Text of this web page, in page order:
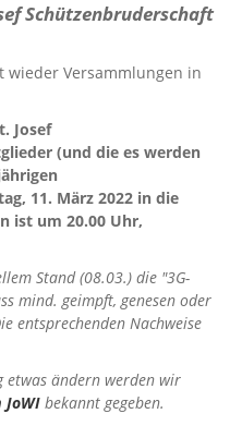
Schützenbruderschaft
wieder Versammlungen in
Josef
(und die es werden
11. März 2022 in die
ist um 20.00 Uhr,
Stand (08.03.) die "3G-
mind. geimpft, genesen oder
entsprechenden Nachweise
etwas ändern werden wir
JoWI bekannt gegeben.